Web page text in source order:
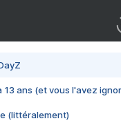
13 ans (et vous l'avez
(littéralement)